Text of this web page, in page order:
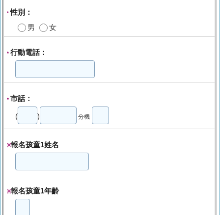
*性別：
男
女
* 行動電話：
* 市話：
( ) 分機
※報名孩童1姓名
※報名孩童1年齡